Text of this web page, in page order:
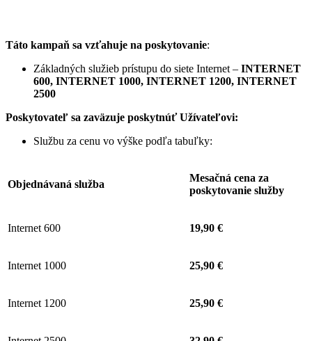
Táto kampaň sa vzťahuje na poskytovanie:
Základných služieb prístupu do siete Internet – INTERNET
600, INTERNET 1000, INTERNET 1200, INTERNET
2500
Poskytovateľ sa zaväzuje poskytnúť Užívateľovi:
Službu za cenu vo výške podľa tabuľky:
Objednávaná služba
Mesačná cena za
poskytovanie služby
Internet 600 19,90 €
Internet 1000 25,90 €
Internet 1200 25,90 €